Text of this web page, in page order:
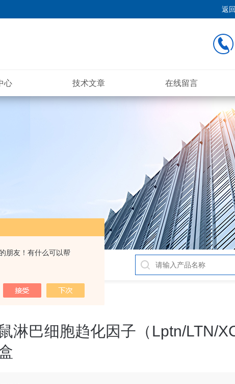
朋友！有什么可以帮
返
心 技术文章 在线留言
LTN/XCL1）ELISA 试剂盒
淋巴细胞趋化因子（Lptn/LTN/